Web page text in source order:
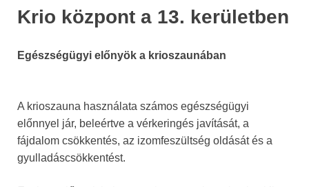
Krio központ a 13. kerületben
Egészségügyi előnyök a krioszaunában
A krioszauna használata számos egészségügyi
előnnyel jár, beleértve a vérkeringés javítását, a
fájdalom csökkentés, az izomfeszültség oldását és a
gyulladáscsökkentést.